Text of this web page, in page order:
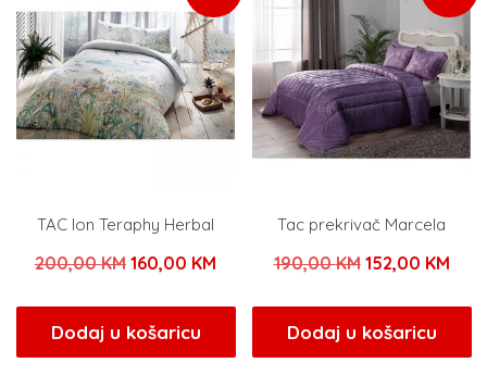
TAC Ion Teraphy Herbal
200,00KM Izvorna
bila
je:
160,00 KMTrenutna
160,00 KM.
Dodaj u košaricu
Tac prekrivač Marcela
190,00KM Izvorna
bila
je:
152,00 KM
Dodaj u košaricu